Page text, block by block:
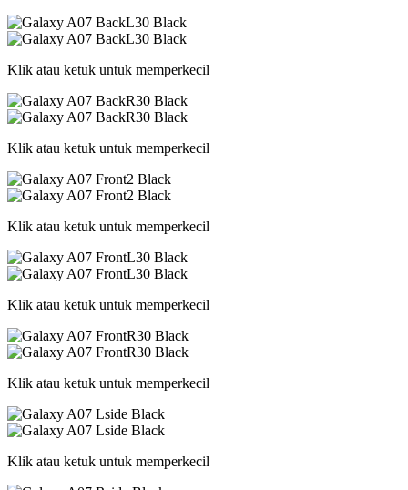
Klik atau ketuk untuk memperkecil
Klik atau ketuk untuk memperkecil
Klik atau ketuk untuk memperkecil
Klik atau ketuk untuk memperkecil
Klik atau ketuk untuk memperkecil
Klik atau ketuk untuk memperkecil